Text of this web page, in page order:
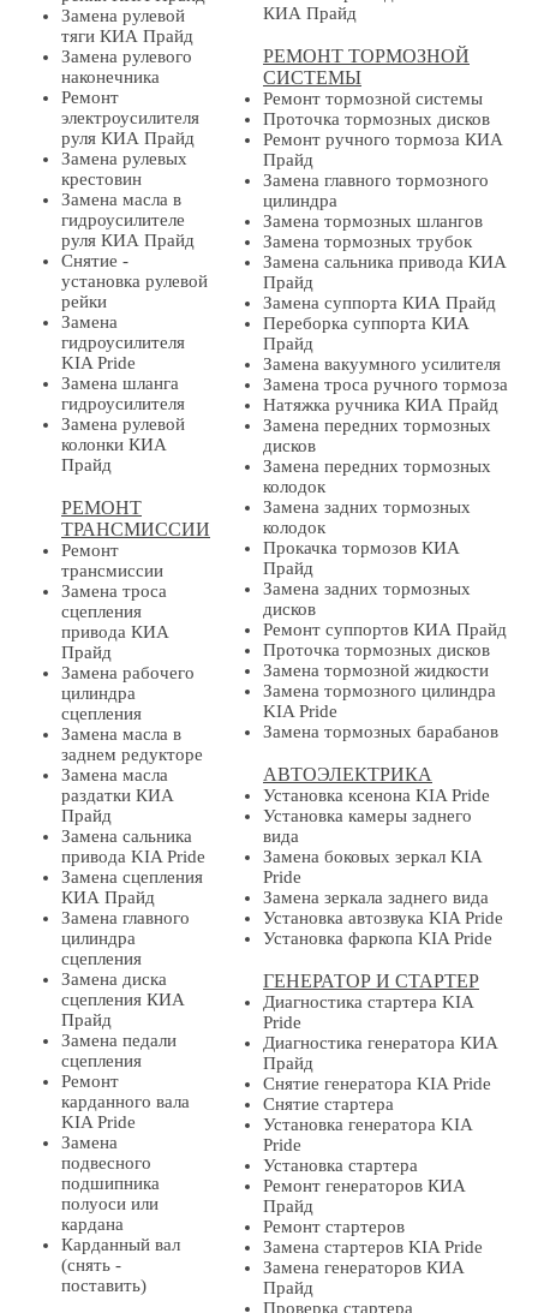
Замена рулевой
тяги КИА Прайд
Замена рулевого
наконечника
Ремонт
электроусилителя
руля КИА Прайд
Замена рулевых
крестовин
Замена масла в
гидроусилителе
руля КИА Прайд
Снятие -
установка рулевой
рейки
Замена
гидроусилителя
KIA Pride
Замена шланга
гидроусилителя
Замена рулевой
колонки КИА
Прайд
РЕМОНТ
ТРАНСМИССИИ
Ремонт
трансмиссии
Замена троса
сцепления
привода КИА
Прайд
Замена рабочего
цилиндра
сцепления
Замена масла в
заднем редукторе
Замена масла
раздатки КИА
Прайд
Замена сальника
привода KIA Pride
Замена сцепления
КИА Прайд
Замена главного
цилиндра
сцепления
Замена диска
сцепления КИА
Прайд
Замена педали
сцепления
Ремонт
карданного вала
KIA Pride
Замена
подвесного
подшипника
полуоси или
кардана
Карданный вал
(снять -
поставить)
КИА Прайд
РЕМОНТ ТОРМОЗНОЙ
СИСТЕМЫ
Ремонт тормозной системы
Проточка тормозных дисков
Ремонт ручного тормоза КИА
Прайд
Замена главного тормозного
цилиндра
Замена тормозных шлангов
Замена тормозных трубок
Замена сальника привода КИА
Прайд
Замена суппорта КИА Прайд
Переборка суппорта КИА
Прайд
Замена вакуумного усилителя
Замена троса ручного тормоза
Натяжка ручника КИА Прайд
Замена передних тормозных
дисков
Замена передних тормозных
колодок
Замена задних тормозных
колодок
Прокачка тормозов КИА
Прайд
Замена задних тормозных
дисков
Ремонт суппортов КИА Прайд
Проточка тормозных дисков
Замена тормозной жидкости
Замена тормозного цилиндра
KIA Pride
Замена тормозных барабанов
АВТОЭЛЕКТРИКА
Установка ксенона KIA Pride
Установка камеры заднего
вида
Замена боковых зеркал KIA
Pride
Замена зеркала заднего вида
Установка автозвука KIA Pride
Установка фаркопа KIA Pride
ГЕНЕРАТОР И СТАРТЕР
Диагностика стартера KIA
Pride
Диагностика генератора КИА
Прайд
Снятие генератора KIA Pride
Снятие стартера
Установка генератора KIA
Pride
Установка стартера
Ремонт генераторов КИА
Прайд
Ремонт стартеров
Замена стартеров KIA Pride
Замена генераторов КИА
Прайд
Проверка стартера